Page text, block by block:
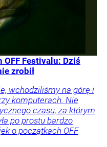
OFF Festivalu: Dziś
zrobił
wchodziliśmy na górę i
komputerach. Nie
czasu, za którym
po prostu bardzo
o początkach OFF